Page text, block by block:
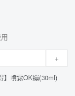
+
】噴霧OK繃(30ml)